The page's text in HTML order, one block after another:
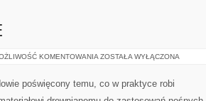
KOMENTOWANIA DREWNO
ZOSTAŁA WYŁĄCZONA
poświęcony temu, co w praktyce robi